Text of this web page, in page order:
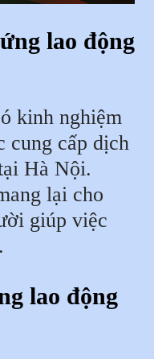
lao động
kinh nghiệm
cung cấp dịch
Hà Nội.
lại cho
giúp việc
lao động